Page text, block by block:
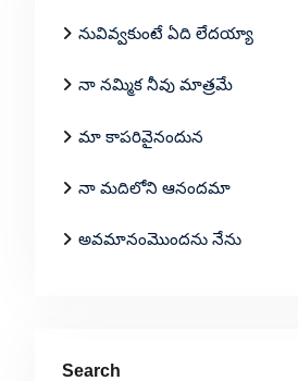
నువివ్వకుంటే ఏది లేదయ్యా
నా నమ్మిక నీవు మాత్రమే
మా కాపరివైనందున
నా మదిలోని ఆనందమా
అవమానంమొందను నేను
Search